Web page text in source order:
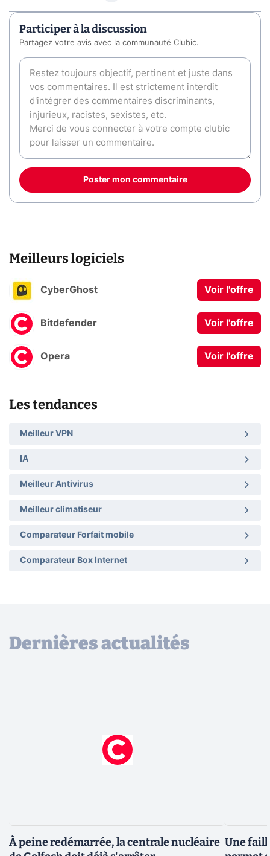
Participer à la discussion
Partagez votre avis avec la communauté Clubic.
Poster mon commentaire
Meilleurs logiciels
CyberGhost Voir l'offre
Bitdefender Voir l'offre
Opera Voir l'offre
Les tendances
Meilleur VPN
IA
Meilleur Antivirus
Meilleur climatiseur
Comparateur Forfait mobile
Comparateur Box Internet
Dernières actualités
À peine redémarrée, la centrale nucléaire Une